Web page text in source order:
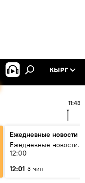
КЫРГ
11:43
Ежедневные новости
Ежедневные новости.
12:00
12:01 3 мин